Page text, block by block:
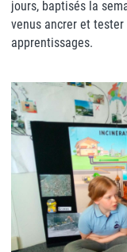
jours, baptisés la
venus ancrer et
apprentissages.